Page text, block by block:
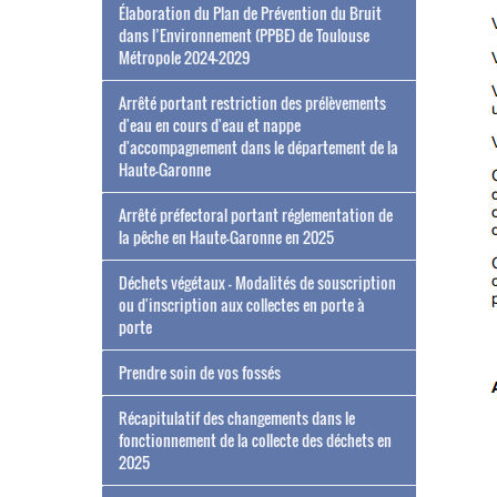
Élaboration du Plan de Prévention du Bruit
dans l’Environnement (PPBE) de Toulouse
Métropole 2024-2029
Arrêté portant restriction des prélèvements
d'eau en cours d'eau et nappe
d'accompagnement dans le département de la
Haute-Garonne
Arrêté préfectoral portant réglementation de
la pêche en Haute-Garonne en 2025
Déchets végétaux - Modalités de souscription
ou d'inscription aux collectes en porte à
porte
Prendre soin de vos fossés
Récapitulatif des changements dans le
fonctionnement de la collecte des déchets en
2025